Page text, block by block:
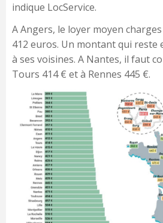
indique LocService.
A Angers, le loyer moyen
412 euros. Un montant qui reste
à ses voisines. A Nantes, il faut
Tours 414 € et à Rennes 445 €.